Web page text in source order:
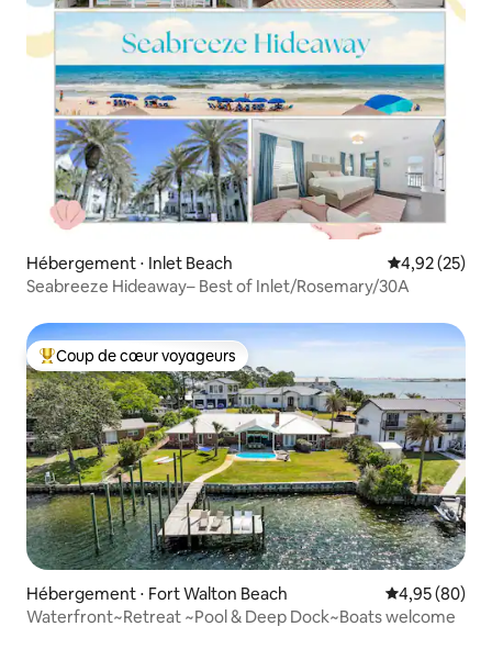
Hébergement ⋅ Inlet Beach Évaluation
4,92 (25)
Seabreeze Hideaway– Best of Inlet/Rosemary/30A
Coups de cœur voyageurs les plus appréciés
Coup de cœur voyageurs
Hébergement ⋅ Fort Walton Beach Évaluation
4,95 (80)
Waterfront~Retreat ~Pool & Deep Dock~Boats welcome